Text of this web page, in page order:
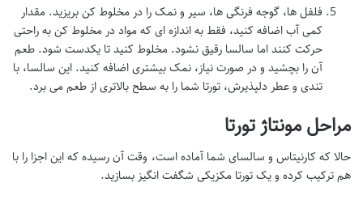
فلفل ها، گوجه فرنگی ها، سیر و نمک را در مخلوط کن بریزید. مقدار
کمی آب اضافه کنید، فقط به اندازه ای که مواد در مخلوط کن به راحتی
حرکت کنند اما سالسا رقیق نشود. مخلوط کنید تا یکدست شود. طعم
آن را بچشید و در صورت نیاز، نمک بیشتری اضافه کنید. این سالسا، با
تندی و عطر دلپذیرش، تورتا شما را به سطح بالاتری از طعم می برد.
مراحل مونتاژ تورتا
حالا که کارنیتاس و سالسای شما آماده است، وقت آن رسیده که این اجزا را با
هم ترکیب کرده و یک تورتا مکزیکی شگفت انگیز بسازید.